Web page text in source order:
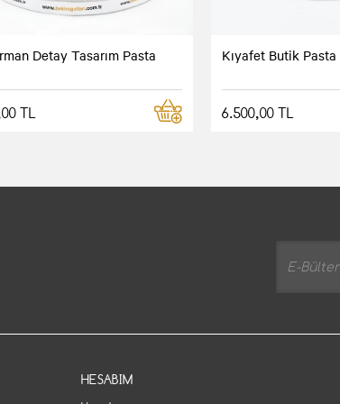
Detay Tasarım Pasta
TL
Kıyafet Butik Pasta
6.500,00 TL
HESABIM